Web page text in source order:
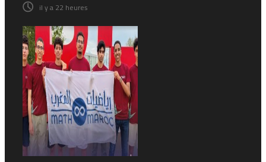
il y a 22 heures